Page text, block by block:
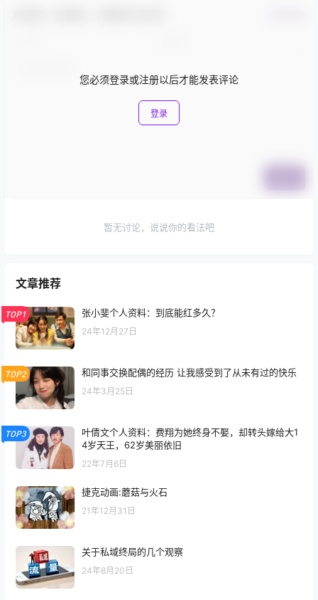
您必须登录或注册以后才能发表评论
登录
暂无讨论，说说你的看法吧
文章推荐
TOP1 张小斐个人资料：到底能红多久？
24年12月27日
TOP2 和同事交换配偶的经历 让我感受到了从未有过的快乐
24年3月25日
TOP3
叶倩文个人资料：费翔为她终身不娶，却转头嫁给大1
4岁天王，62岁美丽依旧
22年7月6日
捷克动画:蘑菇与火石
21年12月31日
关于私域终局的几个观察
24年8月20日